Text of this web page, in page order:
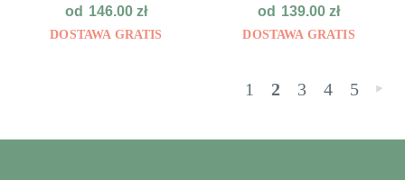
od 146.00 zł
DOSTAWA GRATIS
od 139.00zł
DOSTAWA GRATIS
1 2 3 4 5 »